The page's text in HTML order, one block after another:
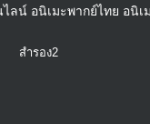
ลน์ อนิเมะพากย์ไทย อนิเ
สำรอง2